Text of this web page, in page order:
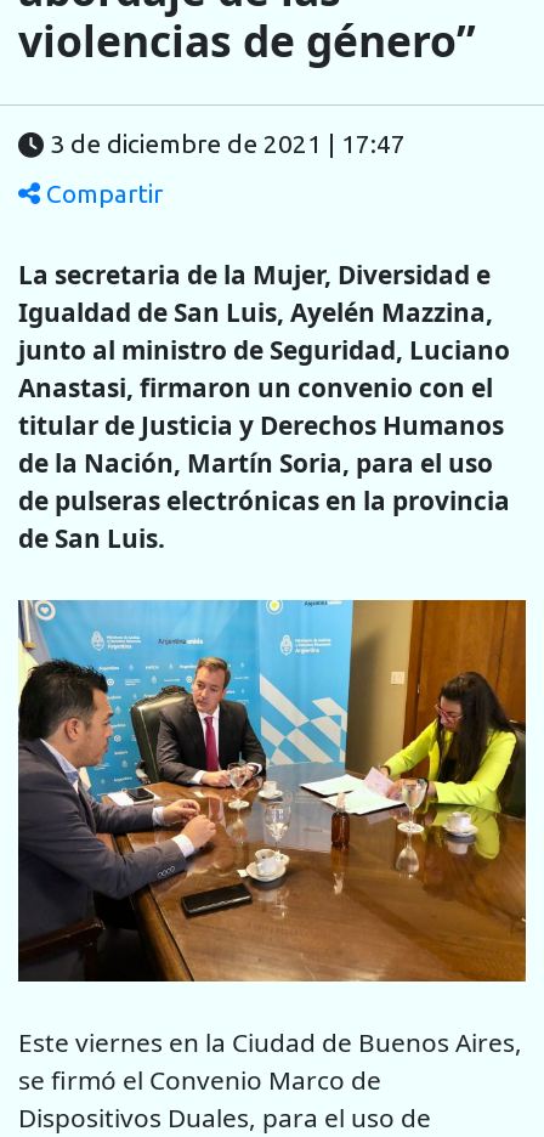
violencias de género”
3 de diciembre de 2021 | 17:47
Compartir
La secretaria de la Mujer, Diversidad e
Igualdad de San Luis, Ayelén Mazzina,
junto al ministro de Seguridad, Luciano
Anastasi, firmaron un convenio con el
titular de Justicia y Derechos Humanos
de la Nación, Martín Soria, para el uso
de pulseras electrónicas en la provincia
de San Luis.
Este viernes en la Ciudad de Buenos Aires,
se firmó el Convenio Marco de
Dispositivos Duales, para el uso de